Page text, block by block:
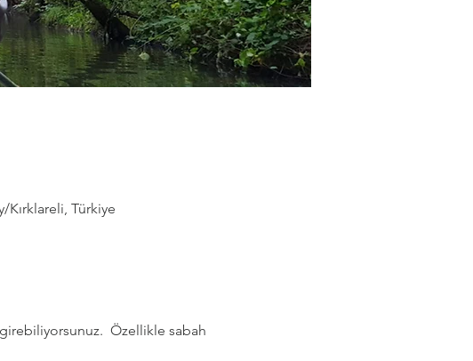
Türkiye
Özellikle sabah